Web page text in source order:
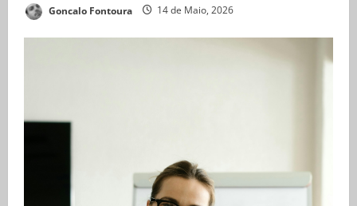
Goncalo Fontoura 14 de Maio, 2026